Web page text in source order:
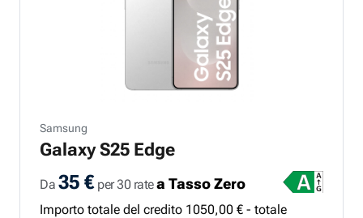
Samsung
Galaxy S25 Edge
Da 35 €per 30 ratea Tasso Zero
Importo totale del credito 1050,00 € - totale